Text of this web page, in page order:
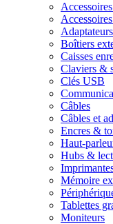
Boîtiers
Caisses
Claviers &
Clés USB
Câbles
Câbles et
Encres &
Haut-
Hubs &
Mémoire
Tablettes
Moniteurs